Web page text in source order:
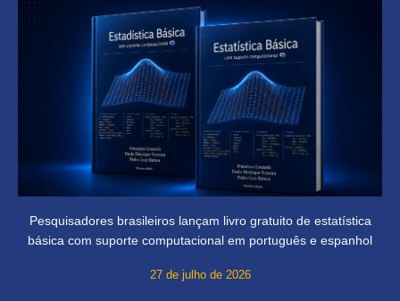
Pesquisadores brasileiros lançam livro gratuito de estatística
básica com suporte computacional em português e espanhol
27 de julho de 2026